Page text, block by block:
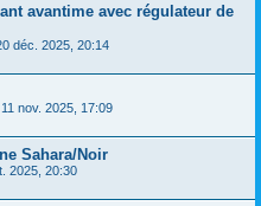
avantime avec régulateur de
déc. 2025, 20:14
11 nov. 2025, 17:09
Sahara/Noir
2025, 20:30